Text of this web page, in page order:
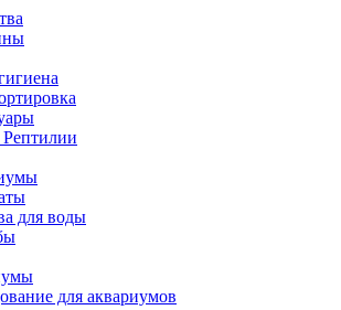
Рептилии
для воды
для аквариумов